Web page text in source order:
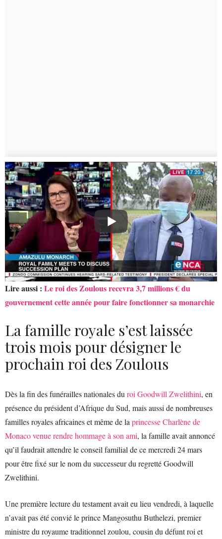
Lire aussi : Le roi des Zoulous recevra 3,7 millions € du
gouvernement cette année pour faire fonctionner sa monarchie
La famille royale s’est laissée
trois mois pour désigner le
prochain roi des Zoulous
Dès la fin des funérailles nationales du roi Goodwill Zwelithini, en
présence du président d’Afrique du Sud, mais aussi de nombreuses
familles royales africaines et même de la princesse Charlène de
Monaco venue rendre hommage à son ami, la famille avait annoncé
qu’il faudrait attendre le conseil familial de ce mercredi 24 mars
pour être fixé sur le nom du successeur du regretté Goodwill
Zwelithini.
Une première lecture du testament avait eu lieu vendredi, à laquelle
n’avait pas été convié le prince Mangosuthu Buthelezi, premier
ministre du royaume traditionnel zoulou, cousin du défunt roi et